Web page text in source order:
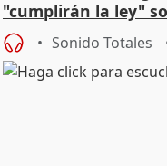
"cumplirán la ley"
Sonido Totales